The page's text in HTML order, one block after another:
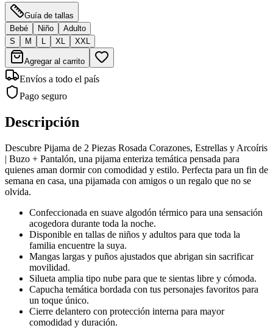
Guía de tallas
Bebé
Niño
Adulto
S
M XL XXL
Agregar al carrito
Envíos a todo el país
Pago seguro
Descripción
Descubre Pijama de 2 Piezas Rosada Corazones, Estrellas y Arcoíris
| Buzo + Pantalón, una pijama enteriza temática pensada para
quienes aman dormir con comodidad y estilo. Perfecta para un fin de
semana en casa, una pijamada con amigos o un regalo que no se
olvida.
Confeccionada en suave algodón térmico para una sensación
acogedora durante toda la noche.
Disponible en tallas de niños y adultos para que toda la
familia encuentre la suya.
Mangas largas y puños ajustados que abrigan sin sacrificar
movilidad.
Silueta amplia tipo nube para que te sientas libre y cómoda.
Capucha temática bordada con tus personajes favoritos para
un toque único.
Cierre delantero con protección interna para mayor
comodidad y duración.